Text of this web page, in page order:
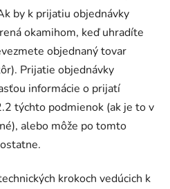
by k prijatiu objednávky
okamihom, keď uhradíte
objednaný tovar
Prijatie objednávky
informácie o prijatí
týchto podmienok (ak je to v
alebo môže po tomto
krokoch vedúcich k